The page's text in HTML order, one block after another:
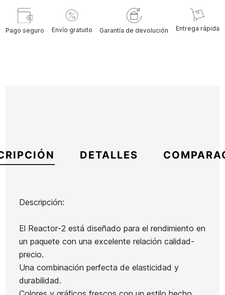
Pago seguro Envío gratuito Garantía de devolución Entrega rápida
DETALLES
Descripción:
El Reactor-2 está diseñado para el rendimiento en
un paquete con una excelente relación calidad-
precio.
Una combinación perfecta de elasticidad y
durabilidad.
Marca Oneill
Referencia ON-TRTVN55919
En stock
Escarpines